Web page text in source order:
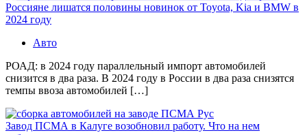
Россияне лишатся половины новинок от Toyota, Kia и BMW в
2024 году
Авто
РОАД: в 2024 году параллельный импорт автомобилей
снизится в два раза. В 2024 году в России в два раза снизятся
темпы ввоза автомобилей […]
Завод ПСМА в Калуге возобновил работу. Что на нем